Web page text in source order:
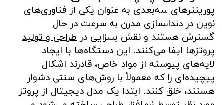
پورینترهای سه‌بعدی به عنوان یکی از فناوری‌های
نوین در دندانسازی مدرن به سرعت در حال
گسترش هستند و نقش بسزایی در طراحی و تولید
پروتزها ایفا می‌کنند. این دستگاه‌ها با ایجاد
لایه‌های پیوسته از مواد خاص، قادرند اشکال
پیچیده‌ای را که معمولاً با روش‌های سنتی دشوار
هستند، خلق کنند. ابتدا یک مدل دیجیتال از پروتز